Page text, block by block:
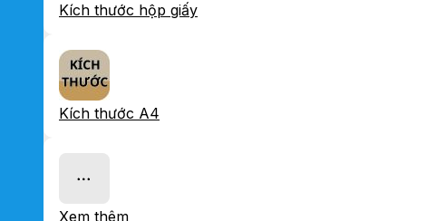
Kích thước hộp giấy
Kích thước A4
Xem thêm